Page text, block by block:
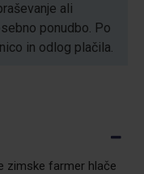
ali
ponudbo. Po
in odlog plačila.
zimske farmer hlače